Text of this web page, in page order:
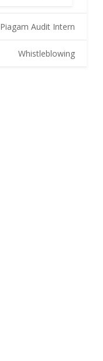
Piagam Audit Intern
Whistleblowing